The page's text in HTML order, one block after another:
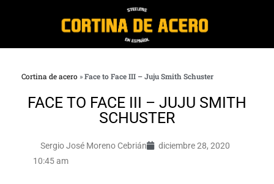
Cortina de acero » Face to Face III – Juju Smith Schuster
FACE TO FACE III – JUJU SMITH
SCHUSTER
Sergio José Moreno Cebrián
diciembre 28, 2020
10:45 am